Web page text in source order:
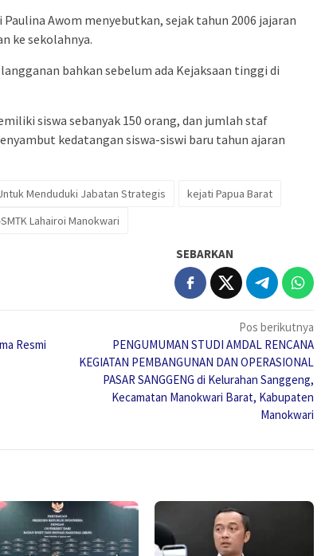
Awom menyebutkan, sejak tahun 2006 jajaran
ke sekolahnya.
bahkan sebelum ada Kejaksaan tinggi di
siswa sebanyak 150 orang, dan jumlah staf
kedatangan siswa-siswi baru tahun ajaran
Menduduki Jabatan Strategis
kejati Papua Barat
Lahairoi Manokwari
SEBARKAN
Resmi
Pos berikutnya
PENGUMUMAN STUDI AMDAL RENCANA
KEGIATAN PEMBANGUNAN DAN OPERASIONAL
PASAR SANGGENG di Kelurahan Sanggeng,
Kecamatan Manokwari Barat, Kabupaten
Manokwari